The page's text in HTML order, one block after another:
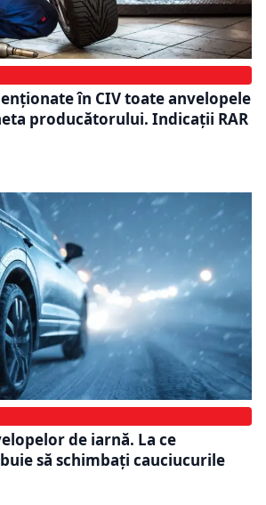
în CIV toate anvelopele
producătorului. Indicații RAR
de iarnă. La ce
să schimbați cauciucurile